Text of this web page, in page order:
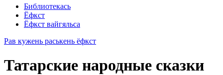
Библиотекась
Ёфкст
Ёфкст вайгяльса
Рав кужень раськень ёфкст
Татарские народные сказки